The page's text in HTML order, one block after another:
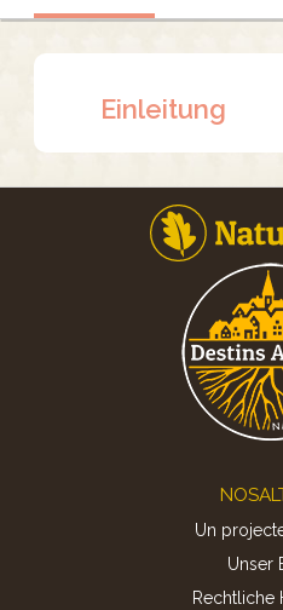
Einleitung
Un
Unser
Rechtliche